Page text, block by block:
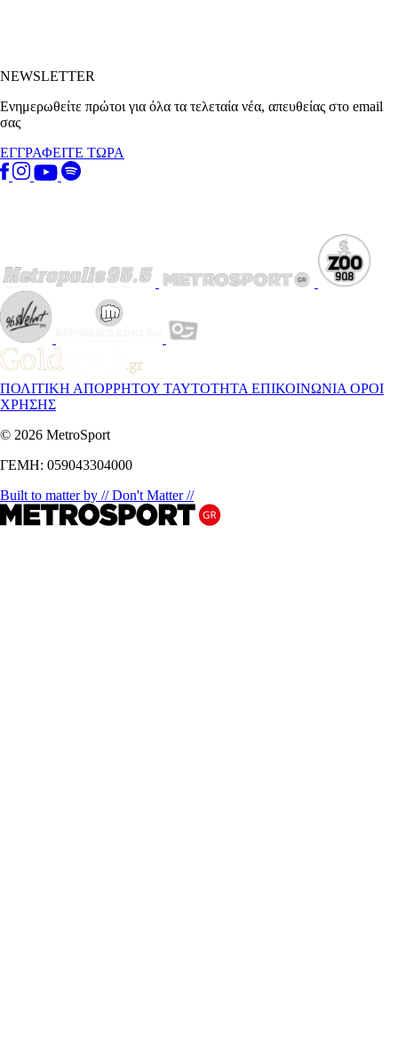
NEWSLETTER
Ενημερωθείτε πρώτοι για όλα τα τελεταία νέα, απευθείας στο email
σας
ΕΓΓΡΑΦΕΙΤΕ ΤΩΡΑ
ΠΟΛΙΤΙΚΗ ΑΠΟΡΡΗΤΟΥ ΤΑΥΤΟΤΗΤΑ ΕΠΙΚΟΙΝΩΝΙΑ ΟΡΟΙ
ΧΡΗΣΗΣ
© 2026 MetroSport
ΓΕΜΗ: 059043304000
Built to matter by // Don't Matter //